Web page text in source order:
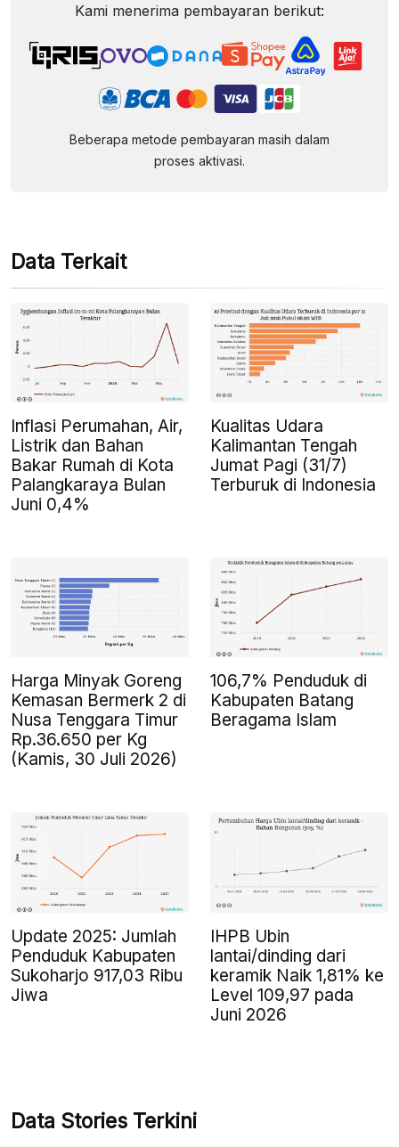
Kami menerima pembayaran berikut:
Beberapa metode pembayaran masih dalam
proses aktivasi.
Data Terkait
Inflasi Perumahan, Air,
Listrik dan Bahan
Bakar Rumah di Kota
Palangkaraya Bulan
Juni 0,4%
Kualitas Udara
Kalimantan Tengah
Jumat Pagi (31/7)
Terburuk di Indonesia
Harga Minyak Goreng
Kemasan Bermerk 2 di
Nusa Tenggara Timur
Rp.36.650 per Kg
(Kamis, 30 Juli 2026)
106,7% Penduduk di
Kabupaten Batang
Beragama Islam
Update 2025: Jumlah
Penduduk Kabupaten
Sukoharjo 917,03 Ribu
Jiwa
IHPB Ubin
lantai/dinding dari
keramik Naik 1,81% ke
Level 109,97 pada
Juni 2026
Data Stories Terkini